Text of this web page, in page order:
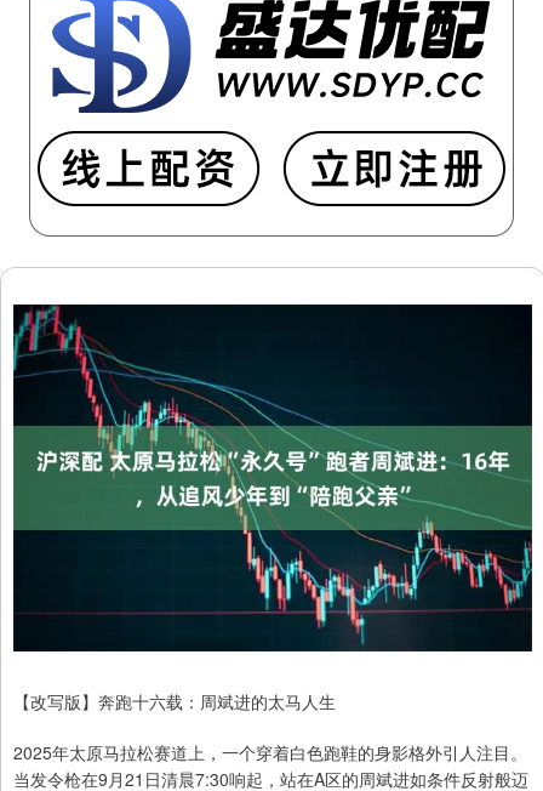
【改写版】奔跑十六载：周斌进的太马人生
2025年太原马拉松赛道上，一个穿着白色跑鞋的身影格外引人注目。
当发令枪在9月21日清晨7:30响起，站在A区的周斌进如条件反射般迈